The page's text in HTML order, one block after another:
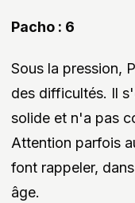
Pacho : 6
Sous la pression,
des difficultés. Il
solide et n'a pas
Attention parfois
font rappeler,
âge.